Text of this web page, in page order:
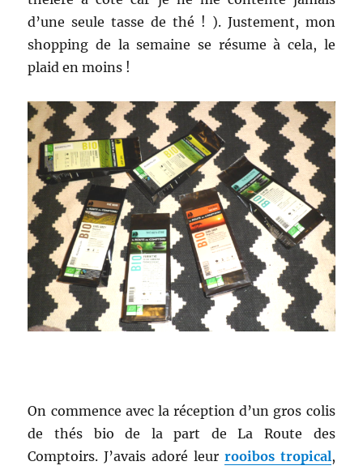
d’une seule tasse de thé ! ). Justement, mon
shopping de la semaine se résume à cela, le
plaid en moins !
On commence avec la réception d’un gros colis
de thés bio de la part de La Route des
Comptoirs. J’avais adoré leur rooibos tropical,